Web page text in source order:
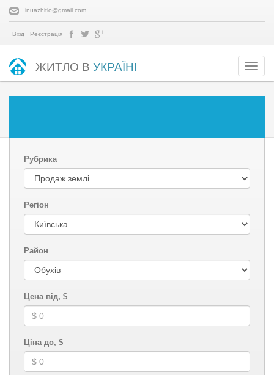
inuazhitlo@gmail.com
Вхід Реєстрація
ЖИТЛО В УКРАЇНІ
Рубрика
Регіон
Район
Цена від, $
Ціна до, $